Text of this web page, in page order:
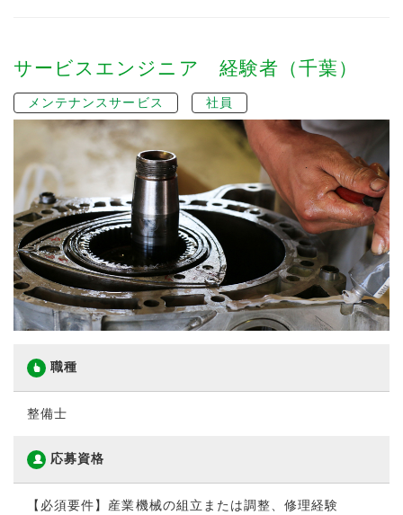
サービスエンジニア 経験者（千葉）
メンテナンスサービス 社員
職種
整備士
応募資格
【必須要件】産業機械の組立または調整、修理経験